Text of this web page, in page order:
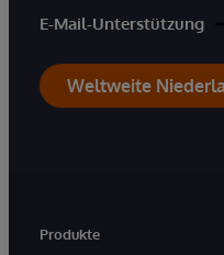
E-Mail-Unterstützung
Weltweite
Produkte